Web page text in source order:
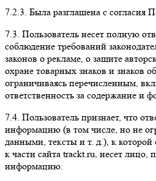
7.2.3. Была разглашена с согласия
7.3. Пользователь несет полную
соблюдение требований
законов о рекламе, о защите
охране товарных знаков и знаков
ограничиваясь перечисленным,
ответственность за содержание и
7.4. Пользователь признает, что
информацию (в том числе, но не
данными, тексты и т. д.), к
к части сайта trackt.ru, несет лицо,
информацию.